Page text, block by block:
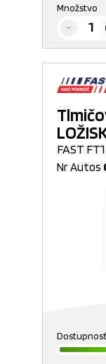
Množstvo
FAST
Nr Autos
Dostupnosť